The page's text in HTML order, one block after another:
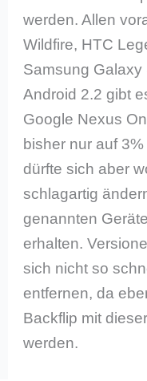
werden. Allen
Wildfire, HTC
Samsung Galaxy
Android 2.2 gibt
Google Nexus
bisher nur auf
dürfte sich aber
schlagartig
genannten
erhalten.
sich nicht so
entfernen, da
Backflip mit
werden.